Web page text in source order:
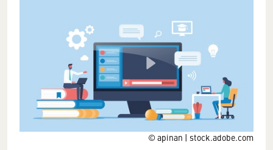
© apinan | stock.adobe.com